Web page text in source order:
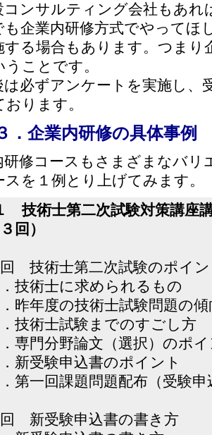
コンサルティング会社もあれ
も企業内研修方式でやってほ
する場合もあります。つまり
うことです。
は必ずアンケートを実施し、
おります。
．企業内研修の具体事例
研修コースもさまざまなバ
スを１例とり上げてみます。
技術士第二次試験対策講座
回）
技術士第二次試験のポイ
技術士に求められるもの
昨年度の技術士試験問題の傾
技術士試験までのすごし方
専門分野論文（選択）のポ
新受験申込書のポイント
第一回課題問題配布（受験申
新受験申込書の書き方